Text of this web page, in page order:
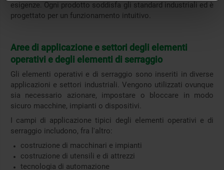
esigenze. Ogni prodotto soddisfa gli standard industriali ed è
progettato per un funzionamento intuitivo.
Aree di applicazione e settori degli elementi
operativi e degli elementi di serraggio
Gli elementi operativi e di serraggio sono inseriti in diverse
applicazioni e settori industriali. Vengono utilizzati ovunque
sia necessario azionare, impostare o bloccare in modo
sicuro macchine, impianti o dispositivi.
I campi di applicazione tipici degli elementi operativi e di
serraggio includono, fra l'altro:
costruzione di macchinari e impianti
costruzione di utensili e di attrezzi
tecnologia di automazione